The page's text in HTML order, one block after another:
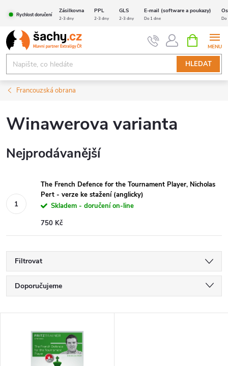
obsah
Rychlost doručení
Zásilkovna PPL GLS E-mail (software a poukazy)
2-3 dny 2-3 dny 2-3 dny Do 1 dne Do
HLEDAT
NÁKUPNÍ
KOŠÍK
Francouzská obrana
Winawerova varianta
Nejprodávanější
The French Defence for the Tournament Player, Nicholas
Pert - verze ke stažení (anglicky)
Skladem - doručení on-line
750 Kč
Filtrovat
Ř
a
Doporučujeme
Nejprodávanější